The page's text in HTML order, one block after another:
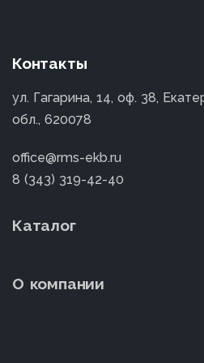
Контакты
ул. Гагарина, 14, оф. 38,
обл., 620078
office@rms-ekb.ru
8 (343) 319-42-40
Каталог
О компании